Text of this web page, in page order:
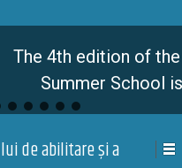
of the Eutopia
School is coming
de abilitare şi a